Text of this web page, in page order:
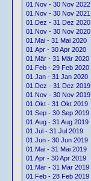
01.Nov - 30 Nov 2022
01.Nov - 30 Nov 2021
01.Dez - 31 Dez 2020
01.Nov - 30 Nov 2020
01.Mai - 31 Mai 2020
01.Apr - 30 Apr 2020
01.Mär - 31 Mär 2020
01.Feb - 29 Feb 2020
01.Jan - 31 Jan 2020
01.Dez - 31 Dez 2019
01.Nov - 30 Nov 2019
01.Okt - 31 Okt 2019
01.Sep - 30 Sep 2019
01.Aug - 31 Aug 2019
01.Jul - 31 Jul 2019
01.Jun - 30 Jun 2019
01.Mai - 31 Mai 2019
01.Apr - 30 Apr 2019
01.Mär - 31 Mär 2019
01.Feb - 28 Feb 2019